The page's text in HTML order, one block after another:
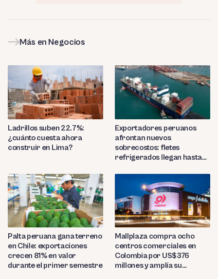
Más en Negocios
Ladrillos suben 22.7%:
¿cuánto cuesta ahora
construir en Lima?
Exportadores peruanos
afrontan nuevos
sobrecostos: fletes
refrigerados llegan hasta
Palta peruana gana terreno
en Chile: exportaciones
crecen 81% en valor
durante el primer semestre
Mallplaza compra ocho
centros comerciales en
Colombia por US$376
millones y amplía su